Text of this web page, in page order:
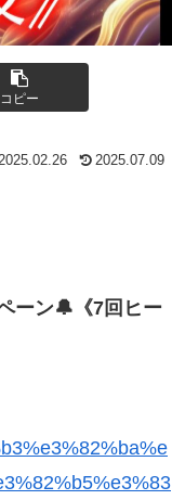
コピー
2025.07.09
ーン🔔《7回ヒー